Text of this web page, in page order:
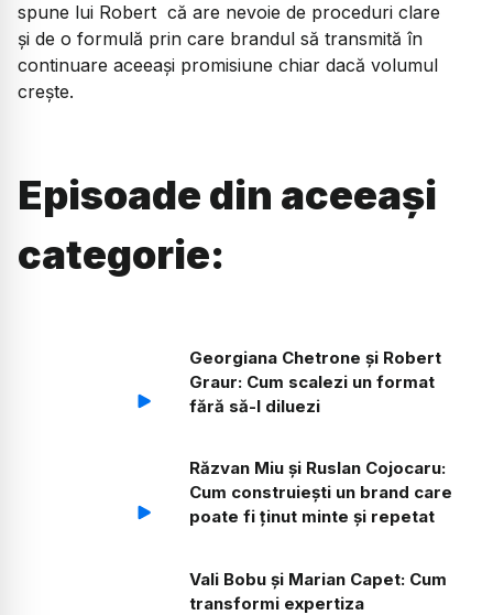
spune lui Robert că are nevoie de proceduri clare
și de o formulă prin care brandul să transmită în
continuare aceeași promisiune chiar dacă volumul
crește.
Episoade din aceeași
categorie:
Georgiana Chetrone și Robert
Graur: Cum scalezi un format
fără să-l diluezi
Răzvan Miu și Ruslan Cojocaru:
Cum construiești un brand care
poate fi ținut minte și repetat
Vali Bobu și Marian Capet: Cum
transformi expertiza